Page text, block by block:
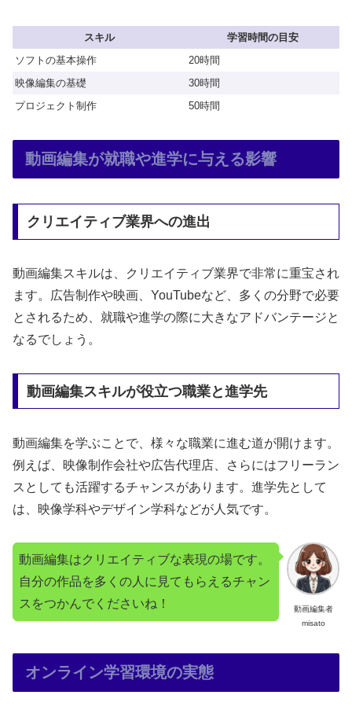
スキル
学習時間の目安
ソフトの基本操作
20時間
映像編集の基礎
30時間
プロジェクト制作
50時間
動画編集が就職や進学に与える影響
クリエイティブ業界への進出
動画編集スキルは、クリエイティブ業界で非常に重宝され
ます。広告制作や映画、YouTubeなど、多くの分野で必要
とされるため、就職や進学の際に大きなアドバンテージと
なるでしょう。
動画編集スキルが役立つ職業と進学先
動画編集を学ぶことで、様々な職業に進む道が開けます。
例えば、映像制作会社や広告代理店、さらにはフリーラン
スとしても活躍するチャンスがあります。進学先として
は、映像学科やデザイン学科などが人気です。
動画編集者
misato
動画編集はクリエイティブな表現の場です。
自分の作品を多くの人に見てもらえるチャン
スをつかんでくださいね！
オンライン学習環境の実態